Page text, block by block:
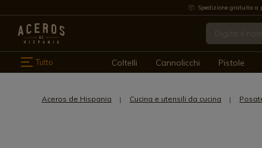
Spedizione gratuita a
Tutto Coltelli Cannolicchi Pistole
Aceros de Hispania Cucina e utensili da cucina